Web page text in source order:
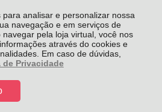
para analisar e personalizar nossa
navegação e em serviços de
pela loja virtual, você nos
através do cookies e
Em caso de dúvidas,
de Privacidade